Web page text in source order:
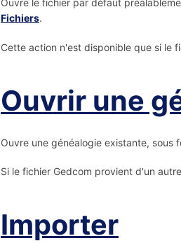
Ouvre le fichier par défaut
Fichiers.
Cette action n'est disponible que si le
Ouvrir une
Ouvre une généalogie existante, sous
Si le fichier Gedcom provient d'un
Importer